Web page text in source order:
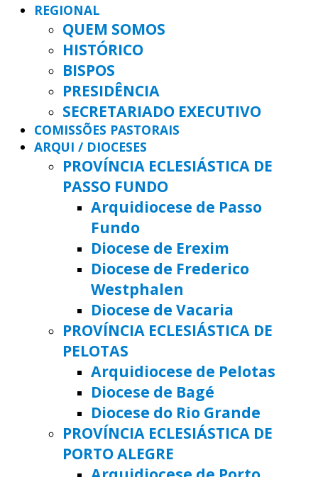
REGIONAL
QUEM SOMOS
HISTÓRICO
BISPOS
PRESIDÊNCIA
SECRETARIADO EXECUTIVO
COMISSÕES PASTORAIS
ARQUI / DIOCESES
PROVÍNCIA ECLESIÁSTICA DE
PASSO FUNDO
Arquidiocese de Passo
Fundo
Diocese de Erexim
Diocese de Frederico
Westphalen
Diocese de Vacaria
PROVÍNCIA ECLESIÁSTICA DE
PELOTAS
Arquidiocese de Pelotas
Diocese de Bagé
Diocese do Rio Grande
PROVÍNCIA ECLESIÁSTICA DE
PORTO ALEGRE